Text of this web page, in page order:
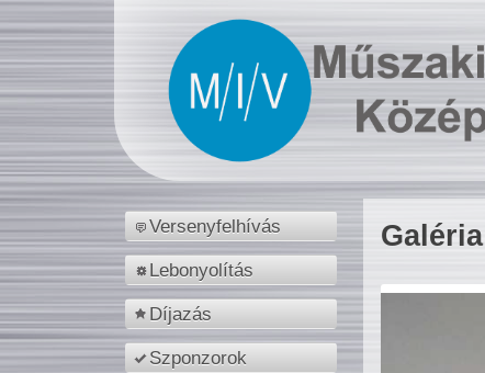
Versenyfelhívás
Lebonyolítás
Díjazás
Szponzorok
Galéria